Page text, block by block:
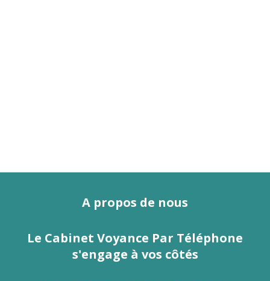
A propos de nous
Le Cabinet Voyance Par Téléphone
s'engage à vos côtés